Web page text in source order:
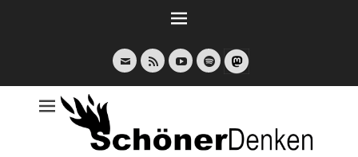
E-
Mail
Feed YouTubeSpotify